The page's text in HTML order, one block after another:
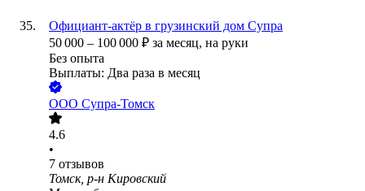
Официант-актёр в грузинский дом Супра
50 000 – 100 000 ₽ за месяц, на руки
Без опыта
Выплаты: Два раза в месяц
ООО Супра-Томск
4.6
•
7 отзывов
Томск, р-н Кировский